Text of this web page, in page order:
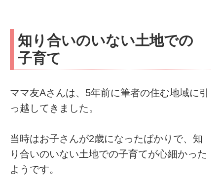
知り合いのいない土地での
子育て
ママ友Aさんは、5年前に筆者の住む地域に引
っ越してきました。
当時はお子さんが2歳になったばかりで、知
り合いのいない土地での子育てが心細かった
ようです。